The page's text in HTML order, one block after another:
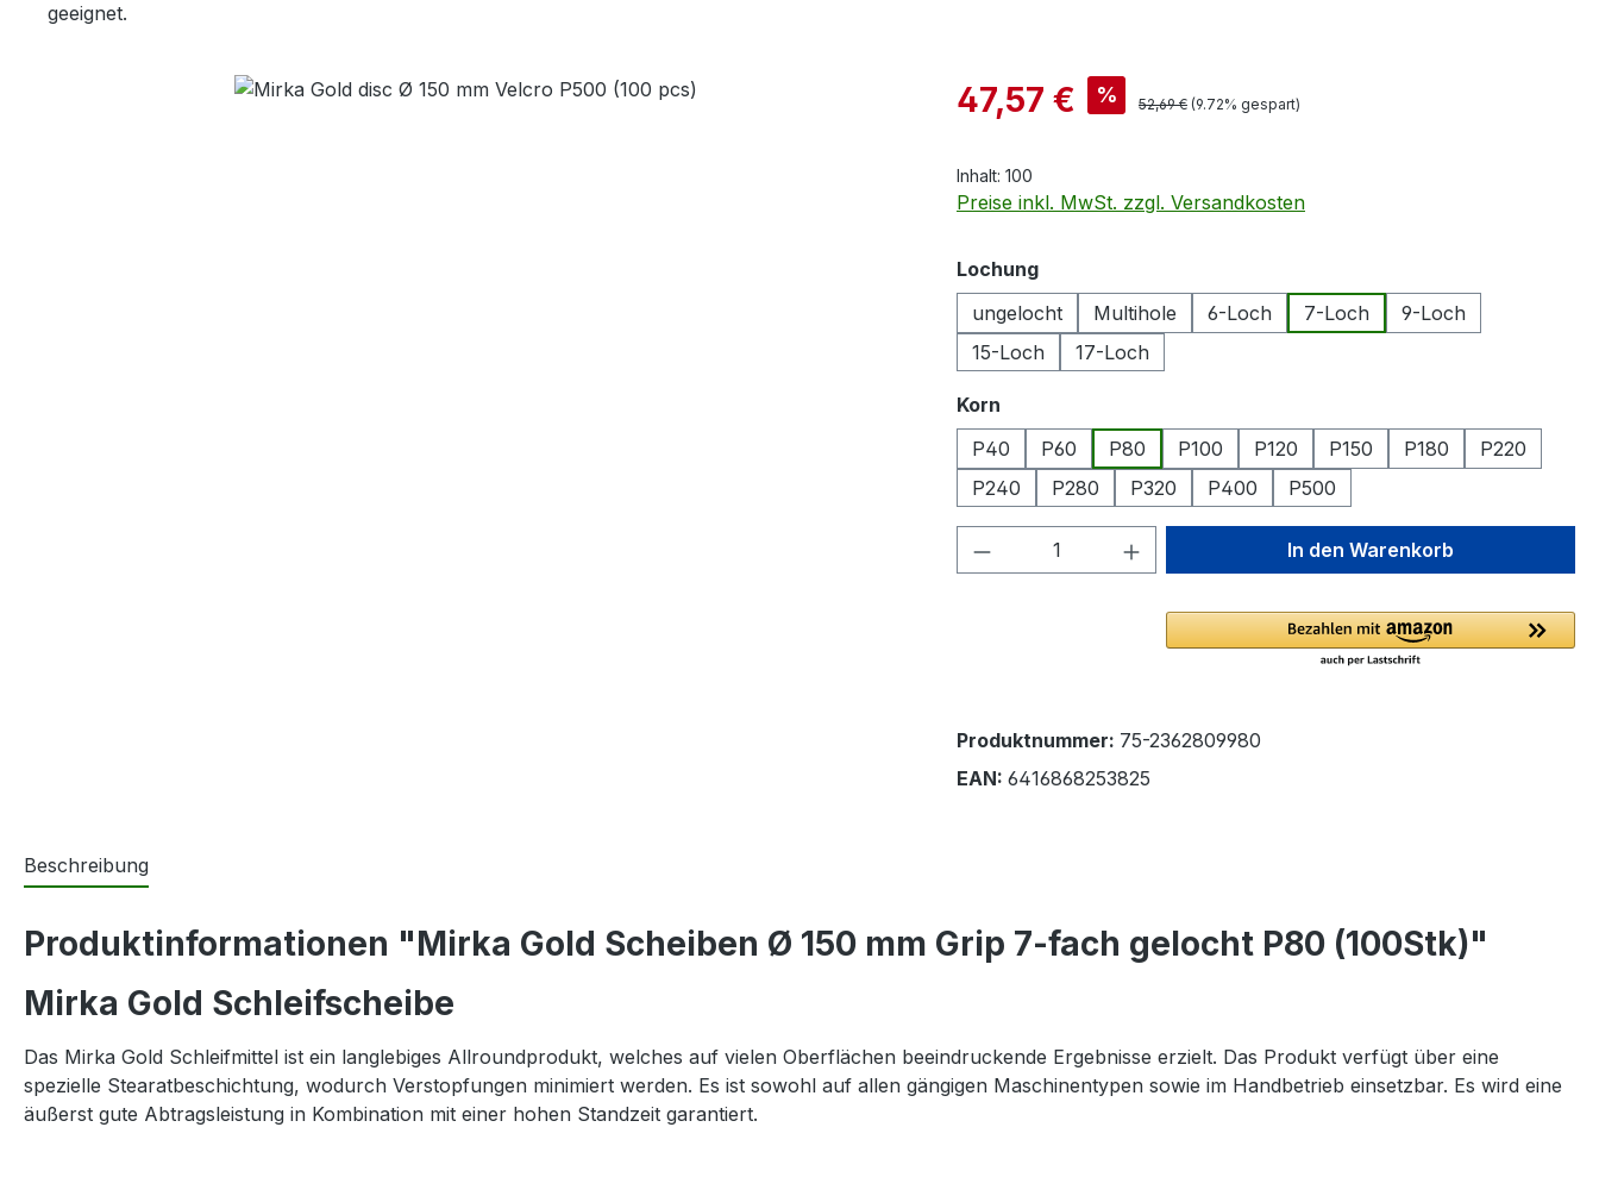
geeignet.
Bildergalerie überspringen Verkaufspreis:
47,57 € % Regulärer Preis:
52,69 € (9.72% gespart)
Inhalt: 100
Preise inkl. MwSt. zzgl. Versandkosten
Lochungauswählen
ungelocht
Multihole 6-Loch 7-Loch
9-Loch
15-Loch
17-Loch
Korn
P40
P60 P80 P100 P120 P150 P180
P220
P240
P280 P320 P400 P500
Produkt Anzahl: Gib den gewünschten Wert
In den Warenkorb
Produktnummer: 75-2362809980
EAN: 6416868253825
Beschreibung
Produktinformationen "Mirka Gold Scheiben Ø 150 mm Grip 7-fach gelocht P80 (100Stk)"
Mirka Gold Schleifscheibe
Das Mirka Gold Schleifmittel ist ein langlebiges Allroundprodukt, welches auf vielen Oberflächen beeindruckende Ergebnisse erzielt. Das Produkt verfügt über eine
spezielle Stearatbeschichtung, wodurch Verstopfungen minimiert werden. Es ist sowohl auf allen gängigen Maschinentypen sowie im Handbetrieb einsetzbar. Es wird eine
äußerst gute Abtragsleistung in Kombination mit einer hohen Standzeit garantiert.